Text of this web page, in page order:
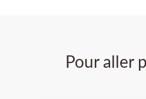
Pour aller